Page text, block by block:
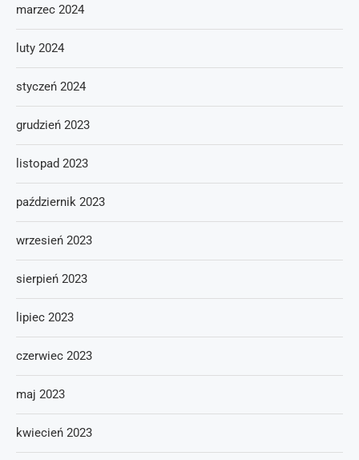
marzec 2024
luty 2024
styczeń 2024
grudzień 2023
listopad 2023
październik 2023
wrzesień 2023
sierpień 2023
lipiec 2023
czerwiec 2023
maj 2023
kwiecień 2023